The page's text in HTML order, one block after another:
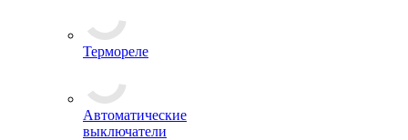
Термореле
Автоматические
выключатели